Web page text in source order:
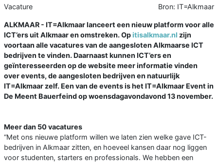
Vacature Bron: IT=Alkmaar
ALKMAAR - IT=Alkmaar lanceert een nieuw platform voor alle
ICT’ers uit Alkmaar en omstreken. Opitisalkmaar.nl zijn
voortaan alle vacatures van de aangesloten Alkmaarse ICT
bedrijven te vinden. Daarnaast kunnen ICT’ers en
geïnteresseerden op de website meer informatie vinden
over events, de aangesloten bedrijven en natuurlijk
IT=Alkmaar zelf. Een van de events is het IT=Alkmaar Event in
De Meent Bauerfeind op woensdagavondavond 13 november.
Meer dan 50 vacatures
“Met ons nieuwe platform willen we laten zien welke gave ICT-
bedrijven in Alkmaar zitten, en hoeveel kansen daar nog liggen
voor studenten, starters en professionals. We hebben een